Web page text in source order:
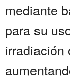
mediante
para su
irradiación